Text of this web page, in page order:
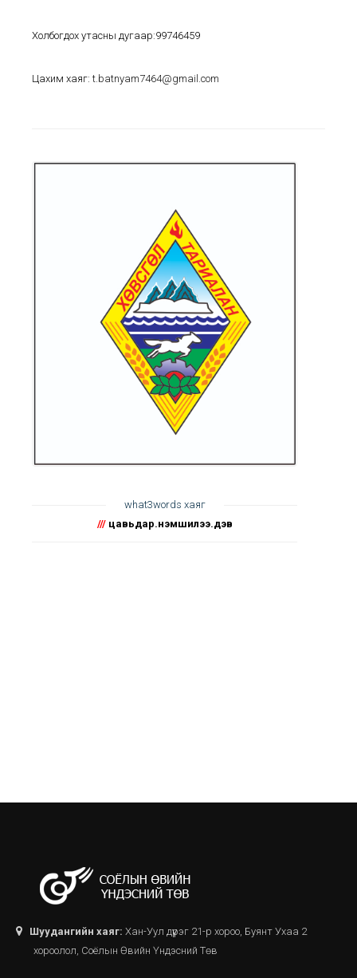
Холбогдох утасны дугаар:99746459
Цахим хаяг:t.batnyam7464@gmail.com
what3words хаяг
/// цавьдар.үнэмшилээ.үдэв
Шуудангийн хаяг: Хан-Уул дүүрэг 21-р хороо, Буянт Ухаа 2
хороолол, Соёлын Өвийн Үндэсний Төв